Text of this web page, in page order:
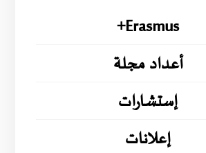
Erasmus+
أعداد مجلة
إستشارات
إعلانات